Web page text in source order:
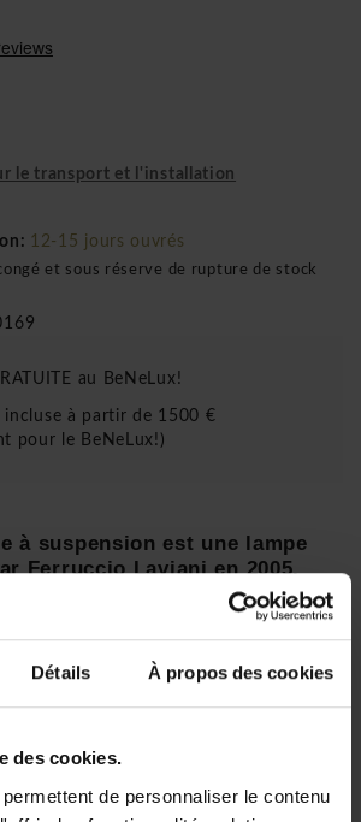
Détails À propos des cookies
des cookies.
de personnaliser le contenu
le transport et l'installation
12-15 jours ouvrés
et sous réserve de rupture de stock
au BeNeLux!
incluse à partir de 1500 €
pour le BeNeLux!)
à suspension est une lampe
Ferruccio Laviani en 2005.
issu de matière première
coloré ou métallisé
240V, 12W LED E27